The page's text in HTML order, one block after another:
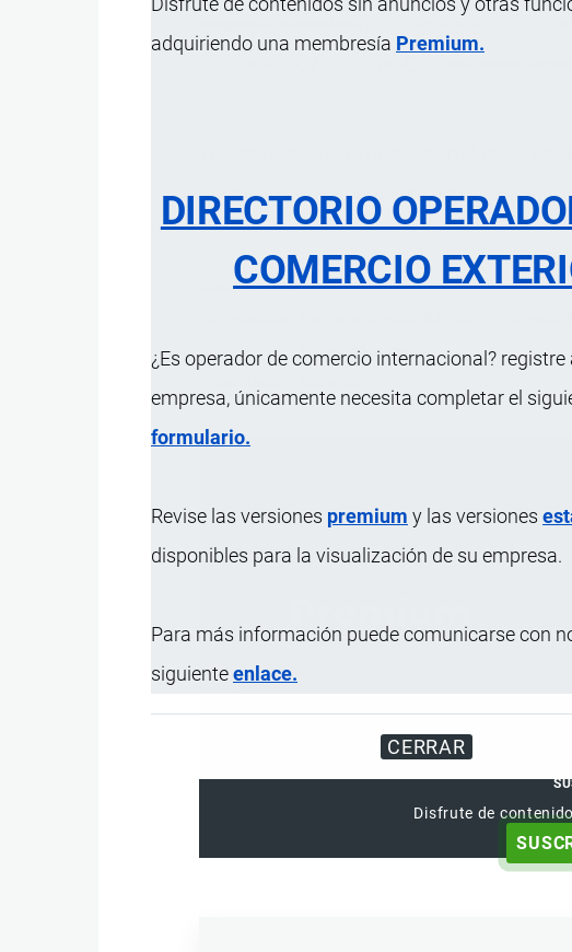
adquiriendo una membresía Premium.
DIRECTORIO
COMERCIO
¿Es operador de comercio internacional? registre
empresa, únicamente necesita completar el
formulario.
Revise las versiones premium y las versiones
disponibles para la visualización de su empresa.
Para más información puede comunicarse con
siguienteenlace.
CERRAR
Trozos de pechuga de pollo crudos,
irregulares y olor característico.
Característica
Pechuga de pollo: 84.35%; Piel de
Consumo humano.
Disfrute de